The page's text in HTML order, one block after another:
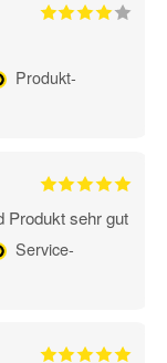
Produkt-
Produkt sehr gut
Service-